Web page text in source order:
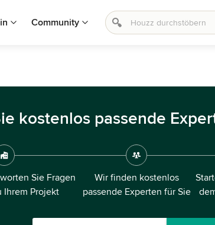
Community
kostenlos passende
Sie Fragen
Ihrem Projekt
Wir finden kostenlos
passende Experten für Sie